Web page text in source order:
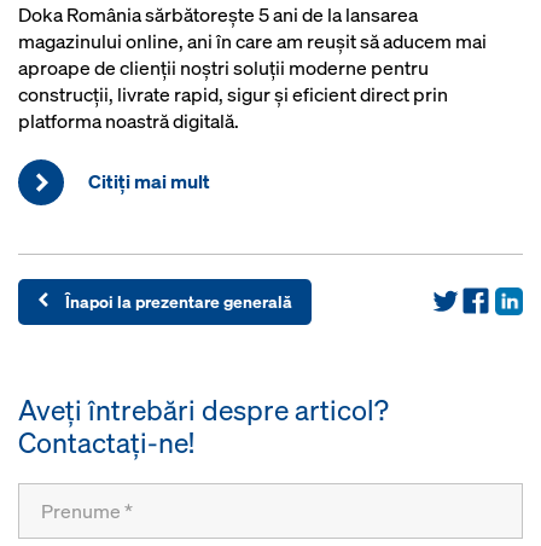
Doka România sărbătorește 5 ani de la lansarea
magazinului online, ani în care am reușit să aducem mai
aproape de clienții noștri soluții moderne pentru
construcții, livrate rapid, sigur și eficient direct prin
platforma noastră digitală.
Citiţi mai mult
Înapoi la prezentare generală
Aveţi întrebări despre articol?
Contactaţi-ne!